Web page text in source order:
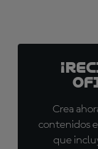
Crea
contenidos
que